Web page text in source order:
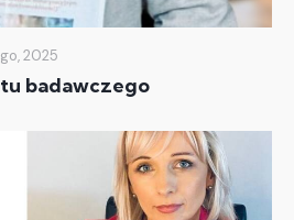
2025
badawczego